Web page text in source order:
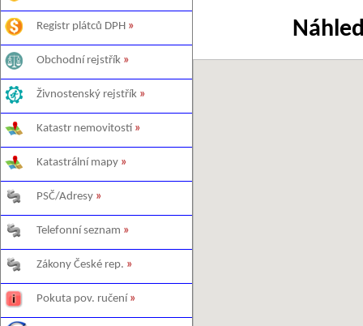
Registr plátců DPH »
Obchodní rejstřík »
Živnostenský rejstřík »
Katastr nemovitostí »
Katastrální mapy »
PSČ/Adresy »
Telefonní seznam »
Zákony České rep. »
Pokuta pov. ručení »